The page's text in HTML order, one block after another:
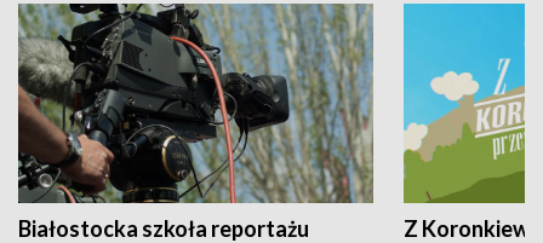
Białostocka szkoła reportażu Z